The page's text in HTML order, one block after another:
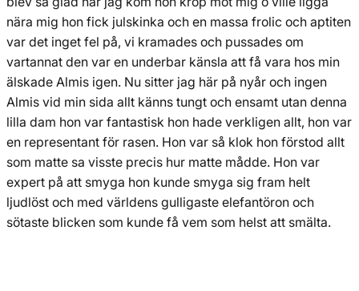
nära mig hon fick julskinka och en massa frolic och aptiten
var det inget fel på, vi kramades och pussades om
vartannat den var en underbar känsla att få vara hos min
älskade Almis igen. Nu sitter jag här på nyår och ingen
Almis vid min sida allt känns tungt och ensamt utan denna
lilla dam hon var fantastisk hon hade verkligen allt, hon var
en representant för rasen. Hon var så klok hon förstod allt
som matte sa visste precis hur matte mådde. Hon var
expert på att smyga hon kunde smyga sig fram helt
ljudlöst och med världens gulligaste elefantöron och
sötaste blicken som kunde få vem som helst att smälta.